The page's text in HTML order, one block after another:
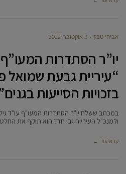
אביחי טבק 3 אוקטובר, 2022
יו”ר הסתדרות
“עיריית גבעת שמואל
בזכויות הסייעות
במכתב ששלח יו"ר הסתדרות המעו"ף עו"ד גיל
ולמנכ"ל העירייה גבי חדד הוא תוקף את
קרא עוד ←